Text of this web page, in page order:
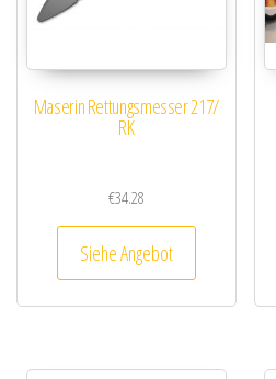
Maserin Rettungsmesser 217/
RK
€34.28
Siehe Angebot